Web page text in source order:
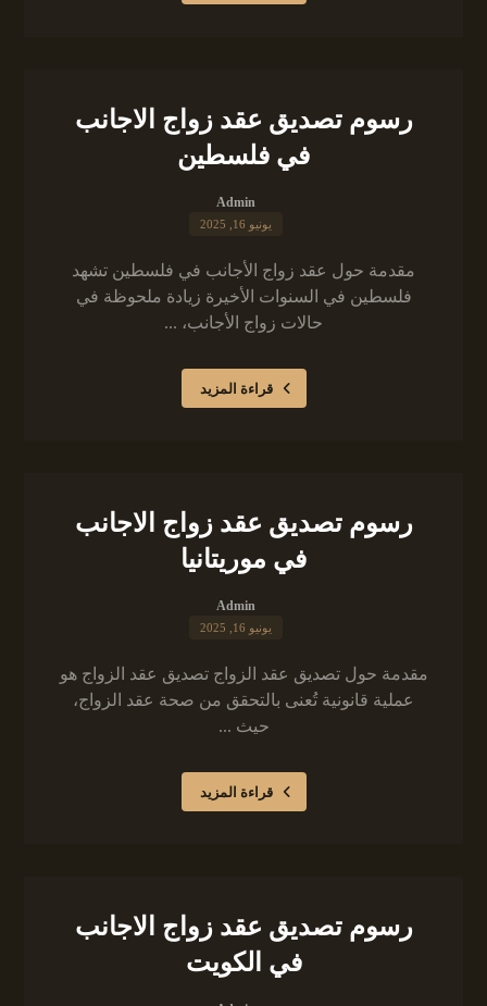
رسوم تصديق عقد زواج الاجانب
في فلسطين
Admin
يونيو 16, 2025
مقدمة حول عقد زواج الأجانب في فلسطين تشهد
فلسطين في السنوات الأخيرة زيادة ملحوظة في
حالات زواج الأجانب، ...
قراءة المزيد
رسوم تصديق عقد زواج الاجانب
في موريتانيا
Admin
يونيو 16, 2025
مقدمة حول تصديق عقد الزواج تصديق عقد الزواج هو
عملية قانونية تُعنى بالتحقق من صحة عقد الزواج،
حيث ...
قراءة المزيد
رسوم تصديق عقد زواج الاجانب
في الكويت